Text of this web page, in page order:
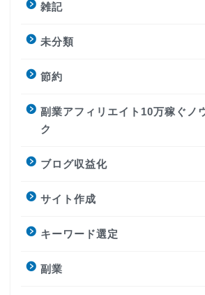
雑記
未分類
節約
副業アフィリエイト10万稼ぐノ
ク
ブログ収益化
サイト作成
キーワード選定
副業